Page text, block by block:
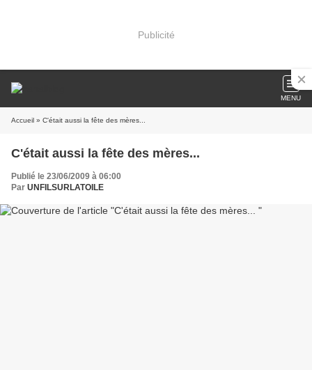
Publicité
MENU
Accueil » C'était aussi la fête des mères...
C'était aussi la fête des mères...
Publié le 23/06/2009 à 06:00
Par UNFILSURLATOILE